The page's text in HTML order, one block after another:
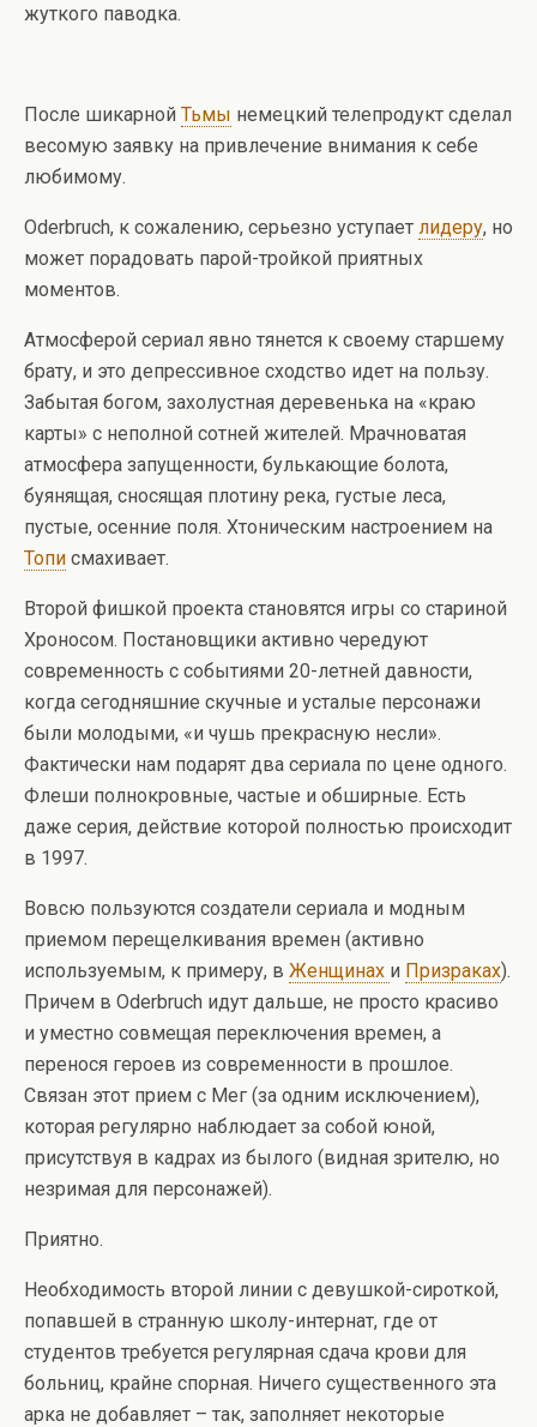
жуткого паводка.
После шикарной Тьмы немецкий телепродукт сделал
весомую заявку на привлечение внимания к себе
любимому.
Oderbruch, к сожалению, серьезно уступает лидеру, но
может порадовать парой-тройкой приятных
моментов.
Атмосферой сериал явно тянется к своему старшему
брату, и это депрессивное сходство идет на пользу.
Забытая богом, захолустная деревенька на «краю
карты» с неполной сотней жителей. Мрачноватая
атмосфера запущенности, булькающие болота,
буянящая, сносящая плотину река, густые леса,
пустые, осенние поля. Хтоническим настроением на
Топи смахивает.
Второй фишкой проекта становятся игры со стариной
Хроносом. Постановщики активно чередуют
современность с событиями 20-летней давности,
когда сегодняшние скучные и усталые персонажи
были молодыми, «и чушь прекрасную несли».
Фактически нам подарят два сериала по цене одного.
Флеши полнокровные, частые и обширные. Есть
даже серия, действие которой полностью происходит
в 1997.
Вовсю пользуются создатели сериала и модным
приемом перещелкивания времен (активно
используемым, к примеру, в Женщинах и Призраках).
Причем в Oderbruch идут дальше, не просто красиво
и уместно совмещая переключения времен, а
перенося героев из современности в прошлое.
Связан этот прием с Мег (за одним исключением),
которая регулярно наблюдает за собой юной,
присутствуя в кадрах из былого (видная зрителю, но
незримая для персонажей).
Приятно.
Необходимость второй линии с девушкой-сироткой,
попавшей в странную школу-интернат, где от
студентов требуется регулярная сдача крови для
больниц, крайне спорная. Ничего существенного эта
арка не добавляет – так, заполняет некоторые